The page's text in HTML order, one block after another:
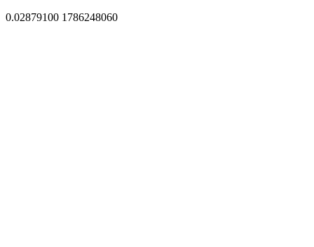
0.02879100 1786248060